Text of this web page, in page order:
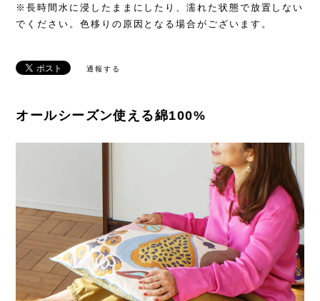
※長時間水に浸したままにしたり、濡れた状態で放置しない
でください。色移りの原因となる場合がございます。
通報する
オールシーズン使える綿100%